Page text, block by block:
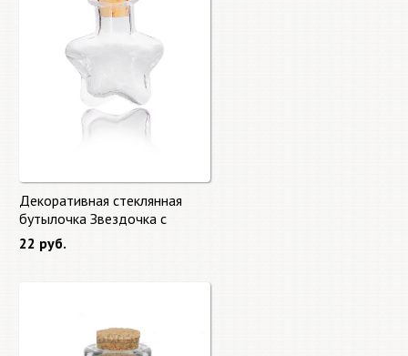
Декоративная стеклянная
бутылочка Звездочка с
пробкой 2,7*2см
22 руб.